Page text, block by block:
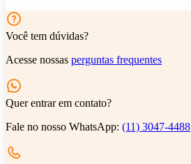
Você tem dúvidas?
Acesse nossas perguntas frequentes
Quer entrar em contato?
Fale no nosso WhatsApp: (11) 3047-4488